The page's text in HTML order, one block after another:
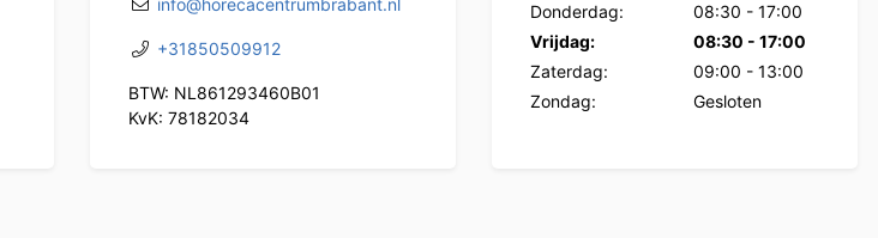
+31850509912
BTW: NL861293460B01
KvK: 78182034
Donderdag:
08:30 - 17:00
Vrijdag:
08:30 - 17:00
Zaterdag:
09:00 - 13:00
Zondag:
Gesloten